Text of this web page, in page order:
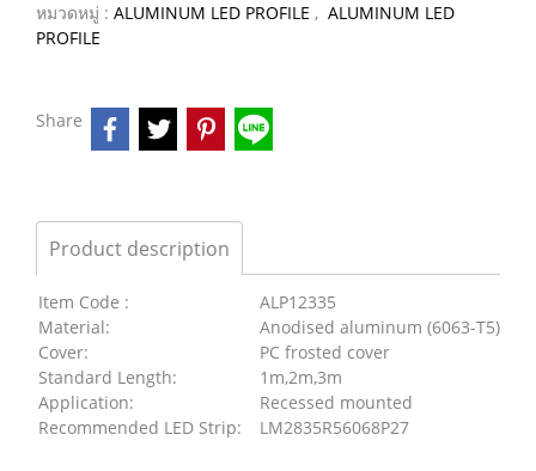
หมวดหมู่ : ALUMINUM LED PROFILE , ALUMINUM LED
PROFILE
Share
Product description
Item Code :
Material:
Cover:
Standard Length:
Application:
Recommended LED Strip:
ALP12335
Anodised aluminum (6063-T5)
PC frosted cover
1m,2m,3m
Recessed mounted
LM2835R56068P27